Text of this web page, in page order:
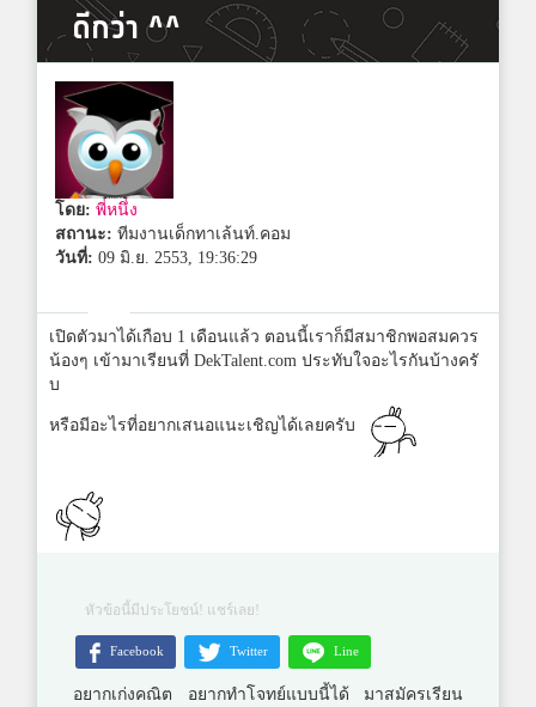
ดีกว่า ^^
โดย: พี่หนึ่ง
สถานะ: ทีมงานเด็กทาเล้นท์.คอม
วันที่: 09 มิ.ย. 2553, 19:36:29
เปิดตัวมาได้เกือบ 1 เดือนแล้ว ตอนนี้เราก็มีสมาชิกพอสมควร
น้องๆ เข้ามาเรียนที่ DekTalent.com ประทับใจอะไรกันบ้างครั
บ
หรือมีอะไรที่อยากเสนอแนะเชิญได้เลยครับ
หัวข้อนี้มีประโยชน์! แชร์เลย!
Facebook Twitter Line
อยากเก่งคณิต อยากทำโจทย์แบบนี้ได้ มาสมัครเรียน